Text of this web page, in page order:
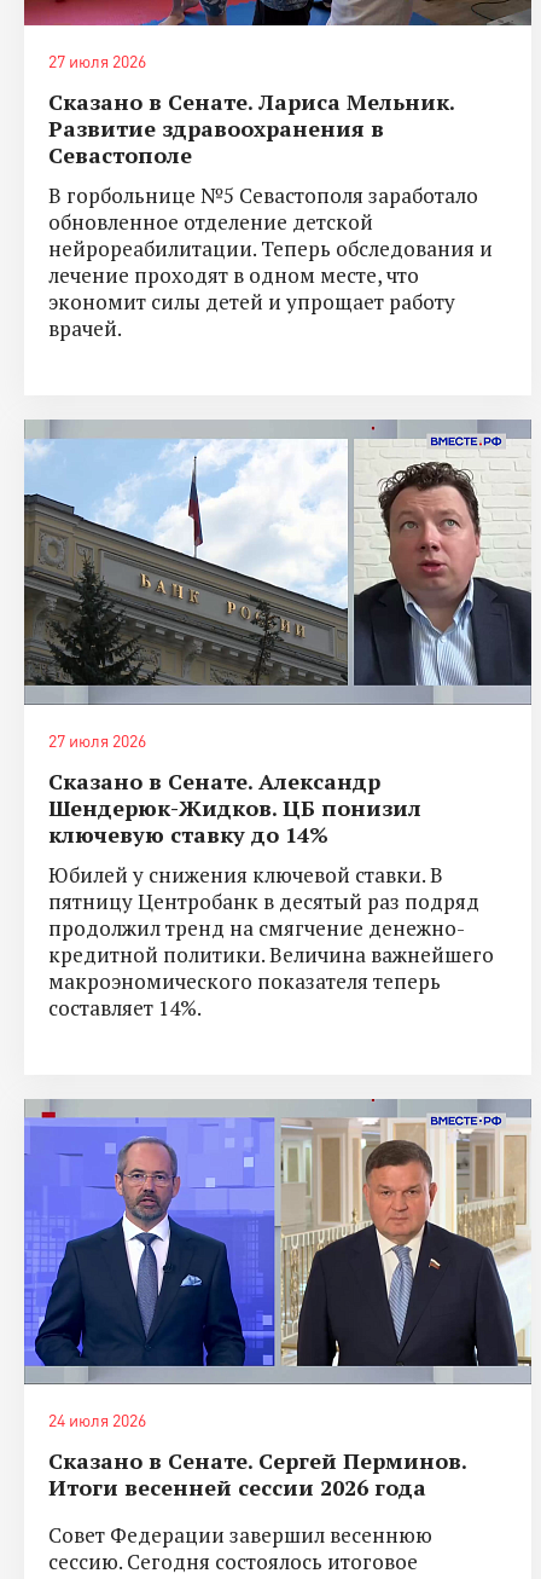
27 июля 2026
Сказано в Сенате. Лариса Мельник.
Развитие здравоохранения в
Севастополе
В горбольнице №5 Севастополя заработало
обновленное отделение детской
нейрореабилитации. Теперь обследования и
лечение проходят в одном месте, что
экономит силы детей и упрощает работу
врачей.
27 июля 2026
Сказано в Сенате. Александр
Шендерюк-Жидков. ЦБ понизил
ключевую ставку до 14%
Юбилей у снижения ключевой ставки. В
пятницу Центробанк в десятый раз подряд
продолжил тренд на смягчение денежно-
кредитной политики. Величина важнейшего
макроэномического показателя теперь
составляет 14%.
24 июля 2026
Сказано в Сенате. Сергей Перминов.
Итоги весенней сессии 2026 года
Совет Федерации завершил весеннюю
сессию. Сегодня состоялось итоговое